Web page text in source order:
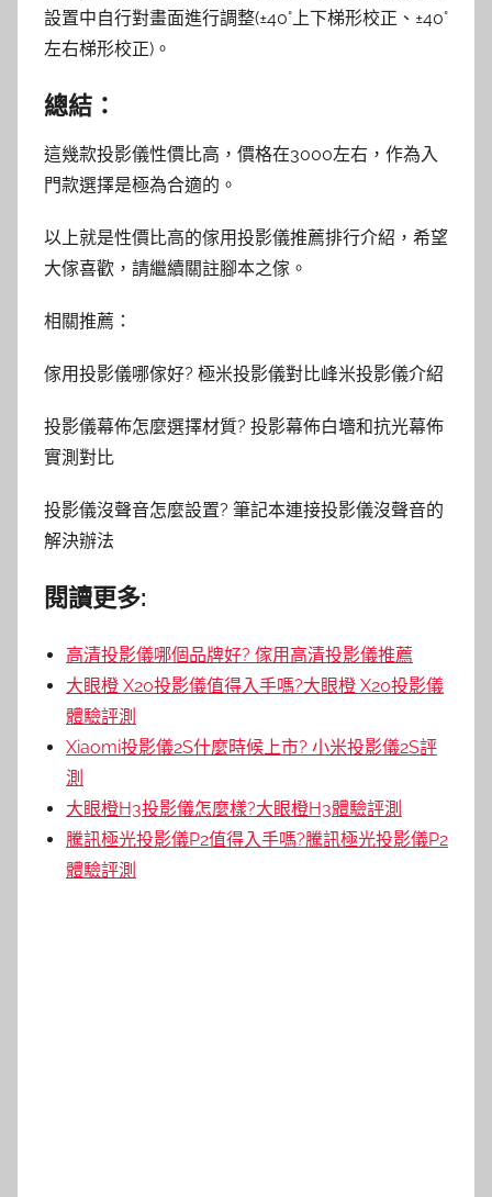
設置中自行對畫面進行調整(±40°上下梯形校正、±40°
左右梯形校正)。
總結：
這幾款投影儀性價比高，價格在3000左右，作為入
門款選擇是極為合適的。
以上就是性價比高的傢用投影儀推薦排行介紹，希望
大傢喜歡，請繼續關註腳本之傢。
相關推薦：
傢用投影儀哪傢好? 極米投影儀對比峰米投影儀介紹
投影儀幕佈怎麼選擇材質? 投影幕佈白墻和抗光幕佈
實測對比
投影儀沒聲音怎麼設置? 筆記本連接投影儀沒聲音的
解決辦法
閱讀更多:
高清投影儀哪個品牌好? 傢用高清投影儀推薦
大眼橙 X20投影儀值得入手嗎?大眼橙 X20投影儀
體驗評測
Xiaomi投影儀2S什麼時候上市? 小米投影儀2S評
測
大眼橙H3投影儀怎麼樣?大眼橙H3體驗評測
騰訊極光投影儀P2值得入手嗎?騰訊極光投影儀P2
體驗評測